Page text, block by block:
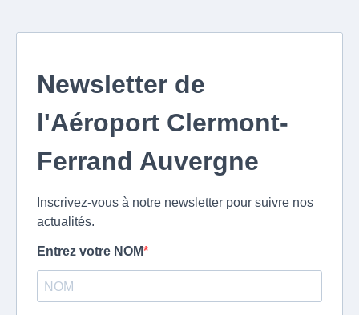
Newsletter de
l'Aéroport Clermont-
Ferrand Auvergne
Inscrivez-vous à notre newsletter pour suivre nos
actualités.
Entrez votre NOM